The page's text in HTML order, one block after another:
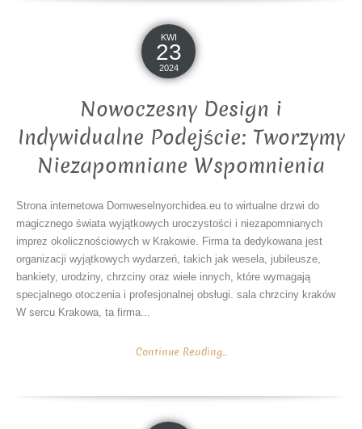
KWI
23
2024
Nowoczesny Design i
Indywidualne Podejście: Tworzymy
Niezapomniane Wspomnienia
Strona internetowa Domweselnyorchidea.eu to wirtualne drzwi do
magicznego świata wyjątkowych uroczystości i niezapomnianych
imprez okolicznościowych w Krakowie. Firma ta dedykowana jest
organizacji wyjątkowych wydarzeń, takich jak wesela, jubileusze,
bankiety, urodziny, chrzciny oraz wiele innych, które wymagają
specjalnego otoczenia i profesjonalnej obsługi. sala chrzciny kraków
W sercu Krakowa, ta firma...
Continue Reading...